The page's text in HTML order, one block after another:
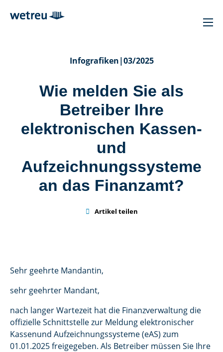
Infografiken|03/2025
Wie melden Sie als
Betreiber Ihre
elektronischen Kassen-
und
Aufzeichnungssysteme
an das Finanzamt?
 Artikel teilen
Sehr geehrte Mandantin,
sehr geehrter Mandant,
nach langer Wartezeit hat die Finanzverwaltung die
offizielle Schnittstelle zur Meldung elektronischer
Kassenund Aufzeichnungssysteme (eAS) zum
01.01.2025 freigegeben. Als Betreiber müssen Sie Ihre